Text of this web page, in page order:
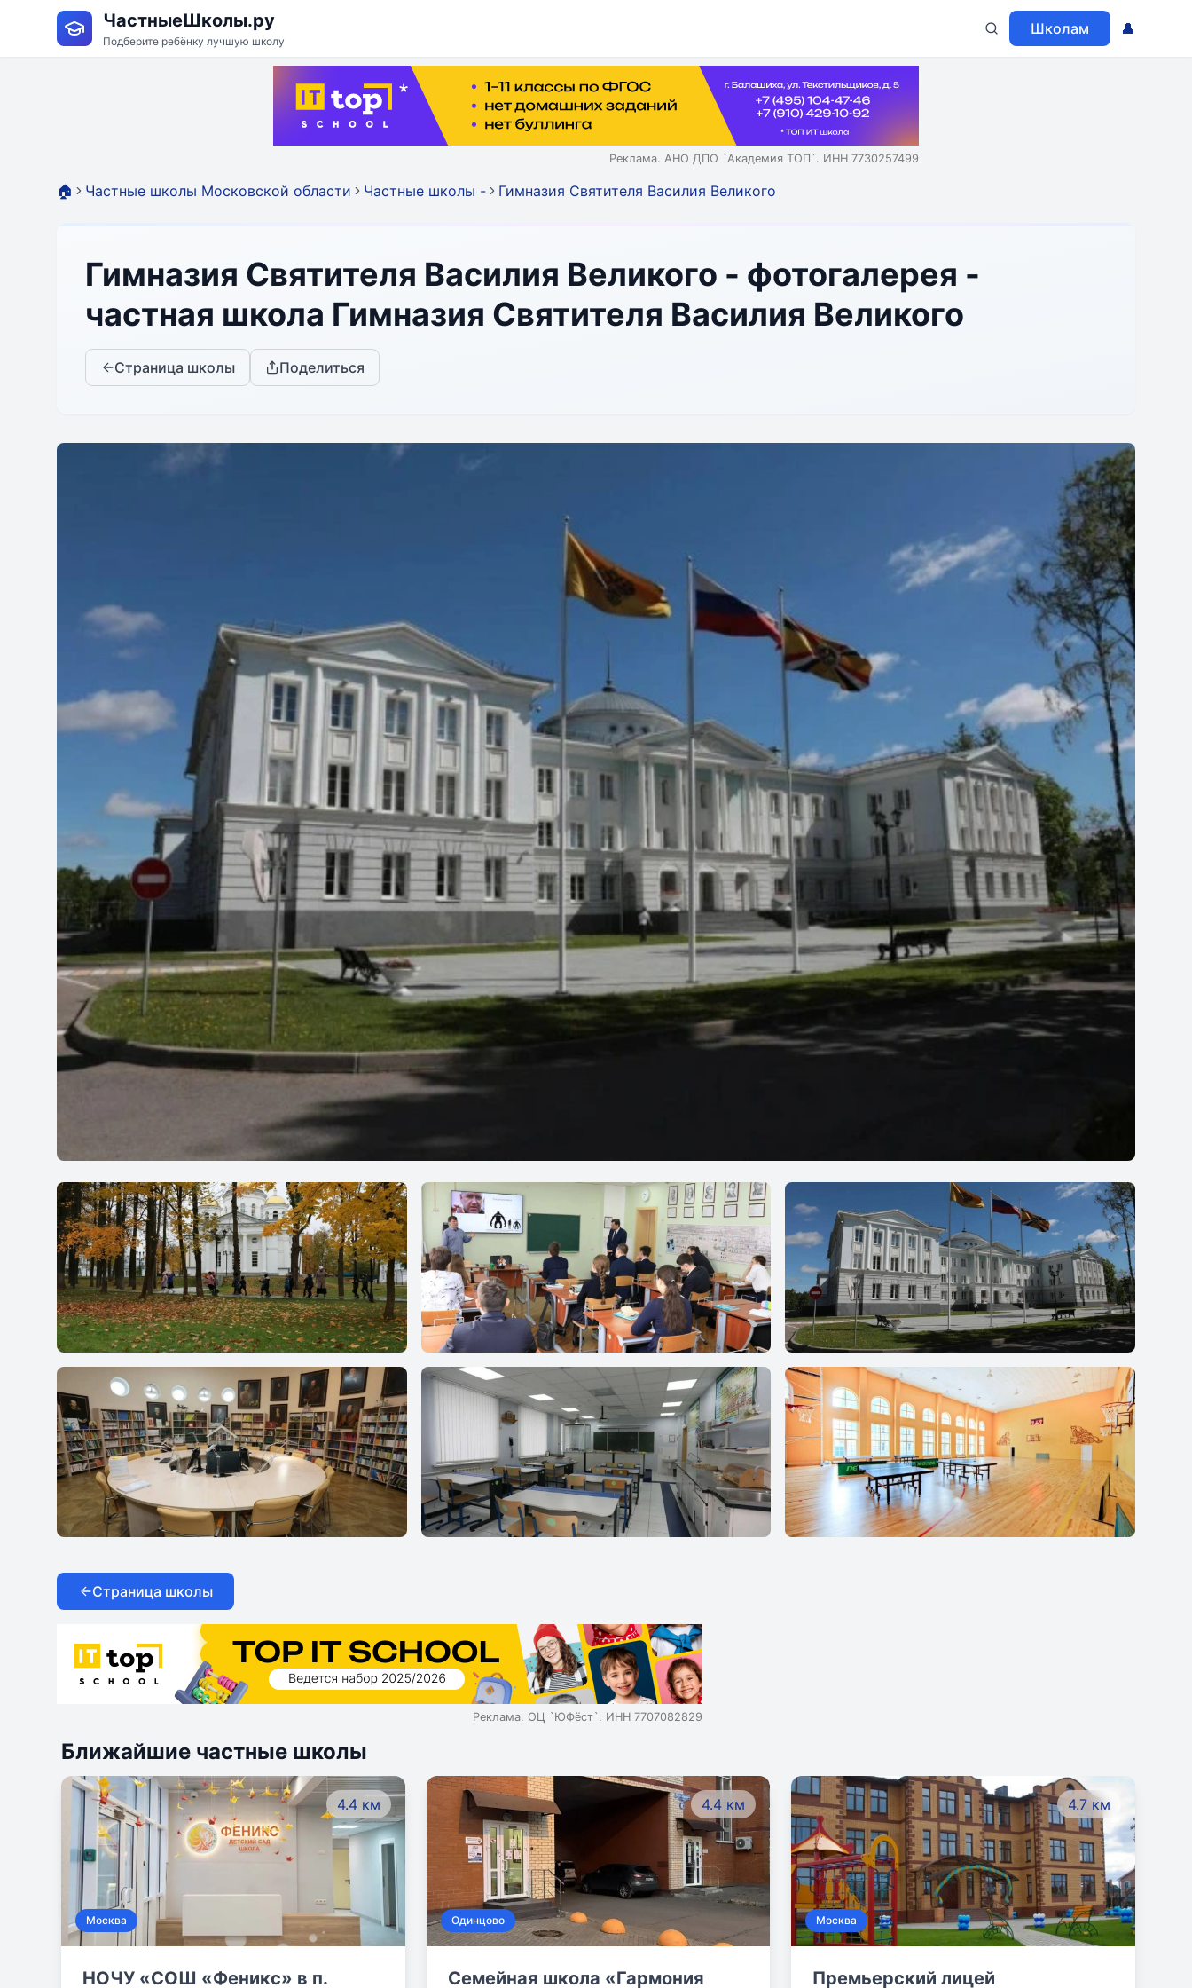
ЧастныеШколы.ру
Подберите ребёнку лучшую школу
Школам 👤
Реклама. АНО ДПО `Академия ТОП`. ИНН 7730257499
🏠 Частные школы Московской области Частные школы - Гимназия Святителя Василия Великого
Гимназия Святителя Василия Великого - фотогалерея -
частная школа Гимназия Святителя Василия Великого
Страница школы Поделиться
Гимназия Святителя Василия Великого Гимназия Святителя Василия Великого Гимназия Святителя Василия Великого
Страница школы
Реклама. ОЦ `ЮФёст`. ИНН 7707082829
Ближайшие частные школы
4.4 км
Москва
НОЧУ «СОШ «Феникс» в п.
4.4 км
Одинцово
Семейная школа «Гармония
4.7 км
Москва
Премьерский лицей